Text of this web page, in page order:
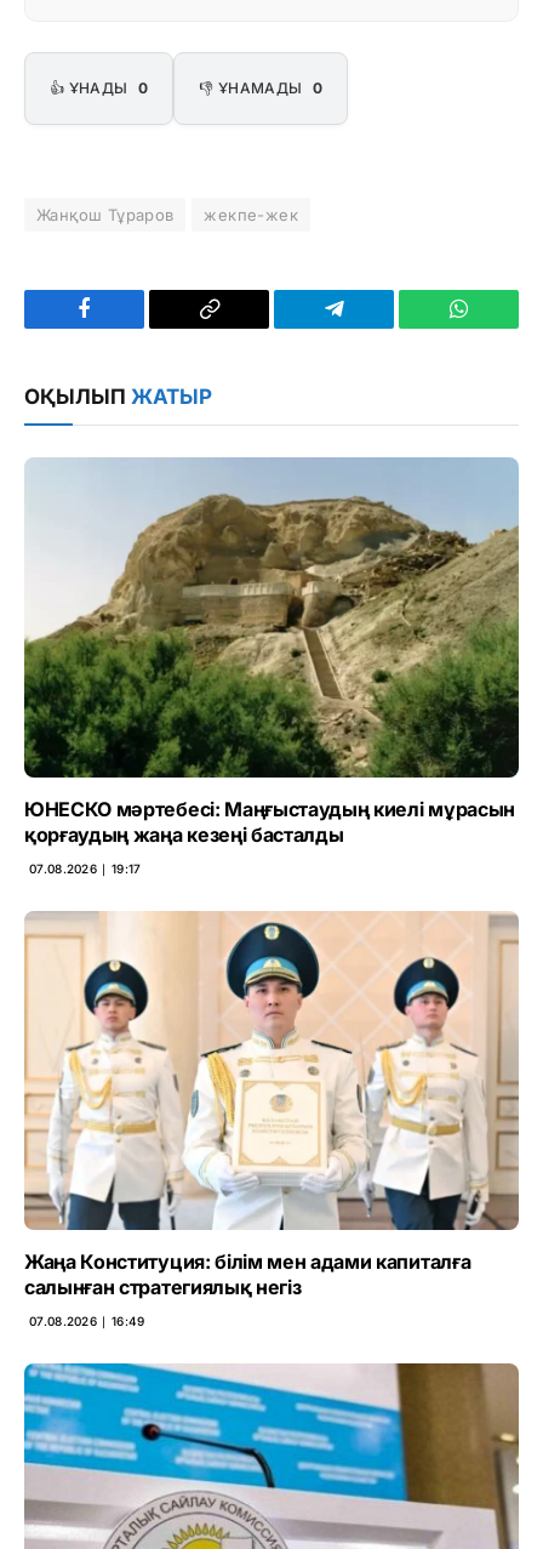
👍 ҰНАДЫ 0 👎 ҰНАМАДЫ 0
Жанқош Тұраров жекпе-жек
Facebook
Copy
Telegram
ОҚЫЛЫП ЖАТЫР
ЮНЕСКО мәртебесі: Маңғыстаудың киелі мұрасын
қорғаудың жаңа кезеңі басталды
07.08.2026 ∣ 19:17
Жаңа Конституция: білім мен адами капиталға
салынған стратегиялық негіз
07.08.2026 ∣ 16:49